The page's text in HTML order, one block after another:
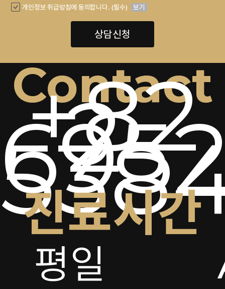
개인정보 취급방침에 동의합니다. (필수)
보기
상담신청
Contact
+82
2-
진료시간
평일